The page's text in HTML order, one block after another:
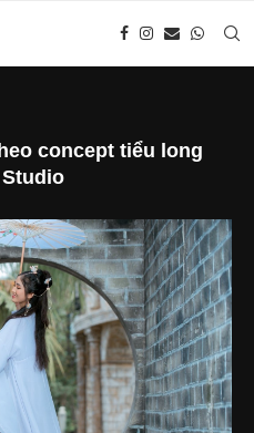
concept tiểu long